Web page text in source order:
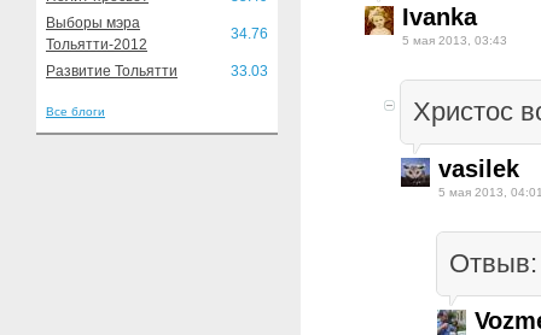
Выборы мэра
Тольятти-2012
34.76
Развитие Тольятти 33.03
Все блоги
Ivanka
5 мая 2013, 03:43
Христос
vasilek
5 мая 2013,
Отвыв: